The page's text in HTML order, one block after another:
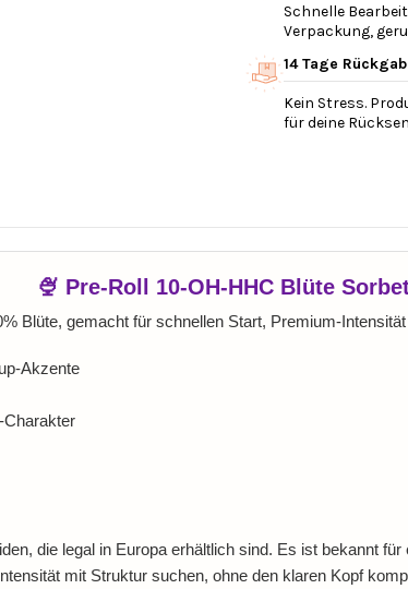
Schnelle
Verpackung,
14 Tage
Kein Stress.
für deine
🍨 Pre-Roll 10-OH-HHC Blüte
Blüte, gemacht für schnellen Start, Premium-
Akzente
Charakter
die legal in Europa erhältlich sind. Es ist bekannt
mit Struktur suchen, ohne den klaren Kopf